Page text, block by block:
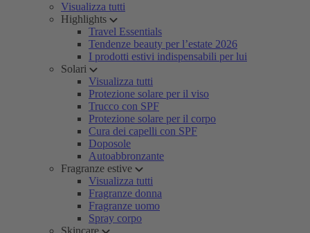
Visualizza tutti
Highlights
Travel Essentials
Tendenze beauty per l’estate 2026
I prodotti estivi indispensabili per lui
Solari
Visualizza tutti
Protezione solare per il viso
Trucco con SPF
Protezione solare per il corpo
Cura dei capelli con SPF
Doposole
Autoabbronzante
Fragranze estive
Visualizza tutti
Fragranze donna
Fragranze uomo
Spray corpo
Skincare